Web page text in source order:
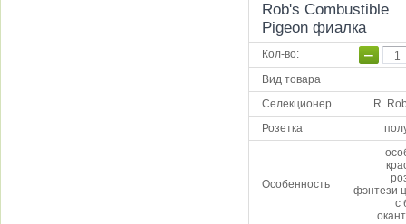
Rob's Combustible
Pigeon фиалка
Кол-во: −
Вид товара
Селекционер
R.
Розетка
Особенность
фэнтези
с